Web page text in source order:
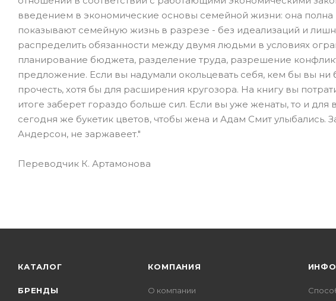
введением в экономические основы семейной жизни: она
показывают семейную жизнь в разрезе - без идеализаций и
распределить обязанности между двумя людьми в условиях
планирование бюджета, разделение труда, разрешение
предложение. Если вы надумали окольцевать себя, кем бы вы
прочесть, хотя бы для расширения кругозора. На книгу вы
итоге заберет гораздо больше сил. Если вы уже женаты, то и для
сегодня же букетик цветов, чтобы жена и Адам Смит
Андерсон, не заржавеет."
Переводчик К. Артамонова
КАТАЛОГ
БРЕНДЫ
КОМПАНИЯ
О компании